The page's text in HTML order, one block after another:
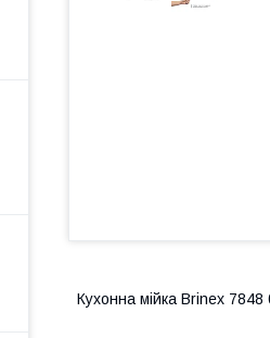
Кухонна мійка Brinex